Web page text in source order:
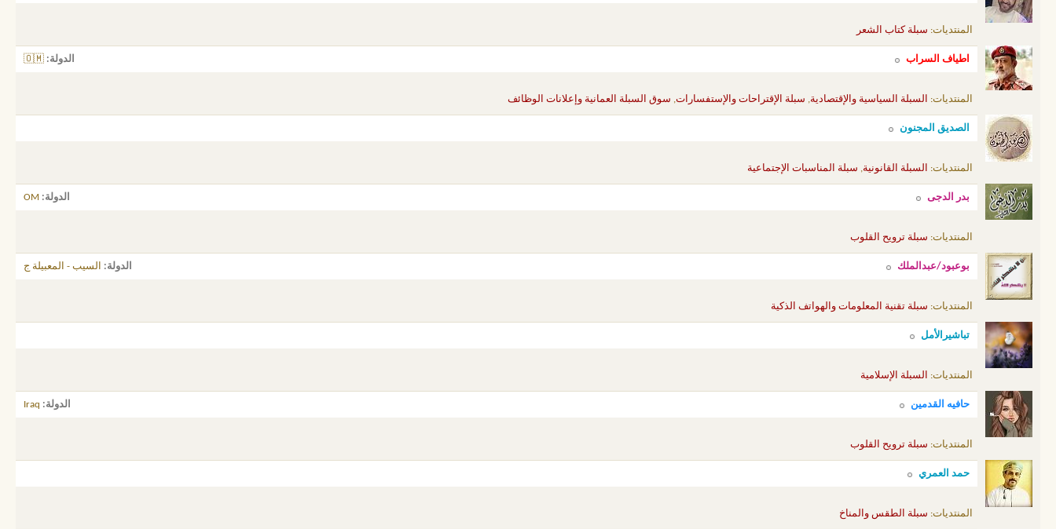
المنتديات: سبلة كتاب الشعر
الدولة 🇴🇲 اطياف السراب
المنتديات: السبلة السياسية والإقتصادية, سبلة الإقتراحات والإستفسارات, سوق السبلة العمانية وإعلانات الوظائف
الصديق المجنون
المنتديات: السبلة القانونية, سبلة المناسبات الإجتماعية
الدولة OM بدر الدجى
المنتديات: سبلة ترويح القلوب
الدولة السيب - المعبيلة ج بوعبود/عبدالملك
المنتديات: سبلة تقنية المعلومات والهواتف الذكية
تباشيرالأمل
المنتديات: السبلة الإسلامية
الدولة Iraq حافيه القدمين
المنتديات: سبلة ترويح القلوب
حمد العمري
المنتديات: سبلة الطقس والمناخ